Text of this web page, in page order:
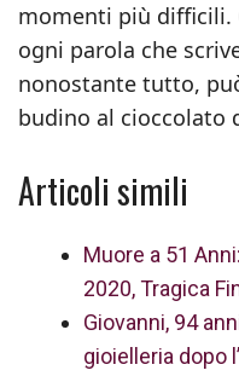
momenti più difficili.
ogni parola che
nonostante tutto,
budino al cioccolato
Articoli simili
Muore a 51
2020, Tragica
Giovanni, 94
gioielleria dopo